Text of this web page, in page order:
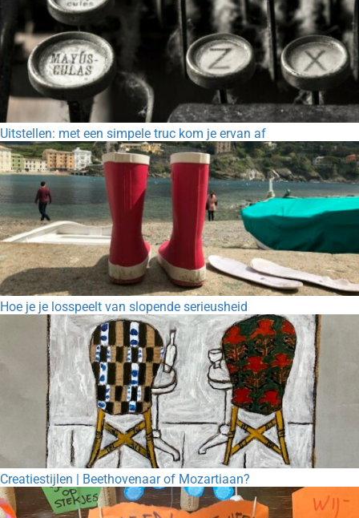
Uitstellen: met een simpele truc kom je ervan af
Hoe je je losspeelt van slopende serieusheid
Creatiestijlen | Beethovenaar of Mozartiaan?